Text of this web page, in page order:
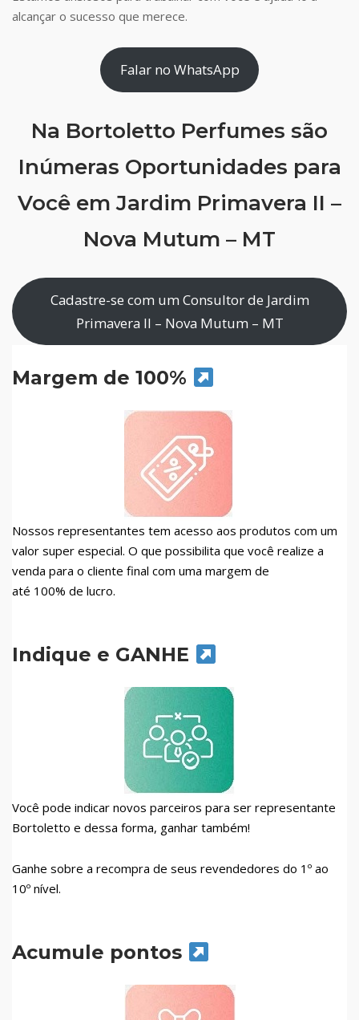
alcançar o sucesso que merece.
Falar no WhatsApp
Na Bortoletto Perfumes são
Inúmeras Oportunidades para
Você em Jardim Primavera II –
Nova Mutum – MT
Cadastre-se com um Consultor de Jardim
Primavera II – Nova Mutum – MT
Margem de 100%
Nossos representantes tem acesso aos produtos com um
valor super especial. O que possibilita que você realize a
venda para o cliente final com uma margem de
até 100% de lucro.
Indique e GANHE
Você pode indicar novos parceiros para ser representante
Bortoletto e dessa forma, ganhar também!
Ganhe sobre a recompra de seus revendedores do 1º ao
10º nível.
Acumule pontos